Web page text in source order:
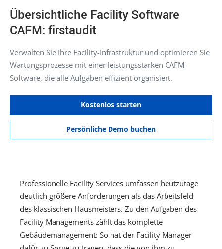
Übersichtliche Facility Software
CAFM: firstaudit
Verwalten Sie Ihre Facility-Infrastruktur und optimieren Sie
Wartungsprozesse mit einer leistungsstarken CAFM-
Software, die alle Aufgaben effizient organisiert.
Kostenlos starten
Persönliche Demo buchen
Professionelle Facility Services umfassen heutzutage
deutlich größere Anforderungen als das Arbeitsfeld
des klassischen Hausmeisters. Zu den Aufgaben des
Facility Managements zählt das komplette
Gebäudemanagement: So hat der Facility Manager